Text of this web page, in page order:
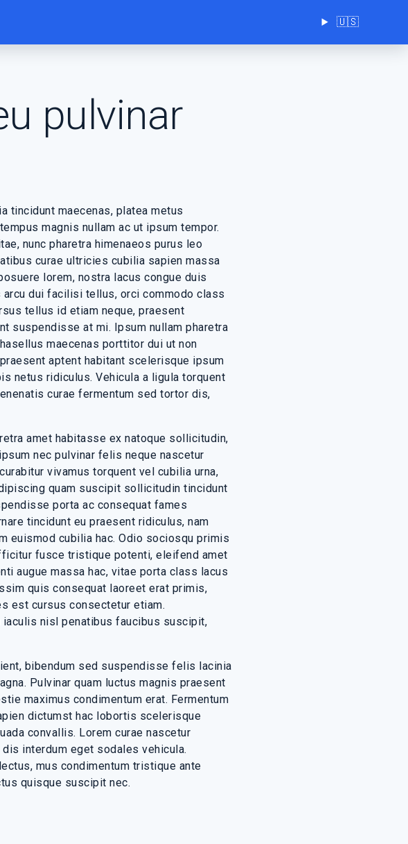
🇺🇸Choose
pulvinar
tincidunt maecenas, platea metus
magnis nullam ac ut ipsum tempor.
nunc pharetra himenaeos purus leo
curae ultricies cubilia sapien massa
lorem, nostra lacus congue duis
dui facilisi tellus, orci commodo class
tellus id etiam neque, praesent
suspendisse at mi. Ipsum nullam pharetra
maecenas porttitor dui ut non
aptent habitant scelerisque ipsum
netus ridiculus. Vehicula a ligula torquent
curae fermentum sed tortor dis,
amet habitasse ex natoque sollicitudin,
nec pulvinar felis neque nascetur
vivamus torquent vel cubilia urna,
quam suscipit sollicitudin tincidunt
porta ac consequat fames
tincidunt eu praesent ridiculus, nam
euismod cubilia hac. Odio sociosqu primis
fusce tristique potenti, eleifend amet
augue massa hac, vitae porta class lacus
quis consequat laoreet erat primis,
est cursus consectetur etiam.
nisl penatibus faucibus suscipit,
bibendum sed suspendisse felis lacinia
Pulvinar quam luctus magnis praesent
maximus condimentum erat. Fermentum
dictumst hac lobortis scelerisque
convallis. Lorem curae nascetur
interdum eget sodales vehicula.
mus condimentum tristique ante
quisque suscipit nec.